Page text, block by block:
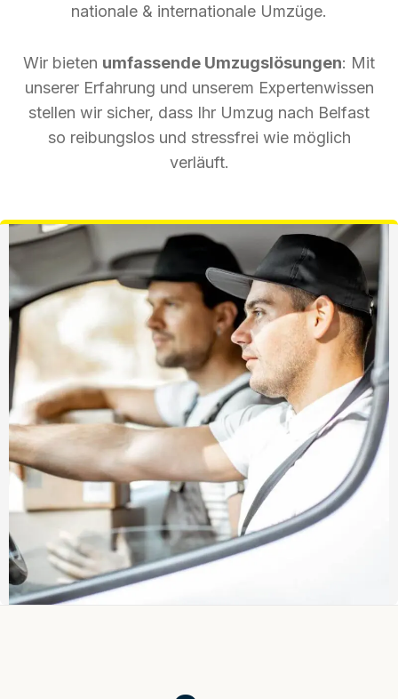
nationale & internationale Umzüge.
Wir bieten umfassende Umzugslösungen: Mit
unserer Erfahrung und unserem Expertenwissen
stellen wir sicher, dass Ihr Umzug nach Belfast
so reibungslos und stressfrei wie möglich
verläuft.